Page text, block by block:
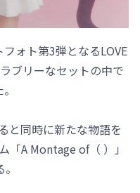
ォト第3弾となるLOVE
ブリーなセットの中で
と同時に新たな物語を
「A Montage of（ ）」